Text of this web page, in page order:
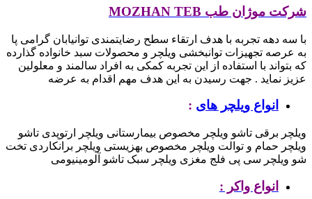
شرکت موژان طب MOZHAN TEB
با سه دهه تجربه با هدف ارتقاء سطح رضایتمندی توانیابان گرامی پا
به عرصه تجهیزات توانبخشی ویلچر و محصولات سبد خانواده گذارده
که بتواند با استفاده از این تجربه کمکی به افراد سالمند و معلولین
عزیز نماید . جهت رسیدن به این هدف مهم اقدام به عرضه
انواع ویلچر های :
ویلچر برقی تاشو ویلچر مخصوص بیمارستانی ویلچر ارتوپدی تاشو
ویلچر حمام و توالت ویلچر مخصوص بهزیستی ویلچر برانکاردی تخت
شو ویلچر سی پی فلج مغزی ویلچر سبک تاشو آلومینیومی
انواع واکر :